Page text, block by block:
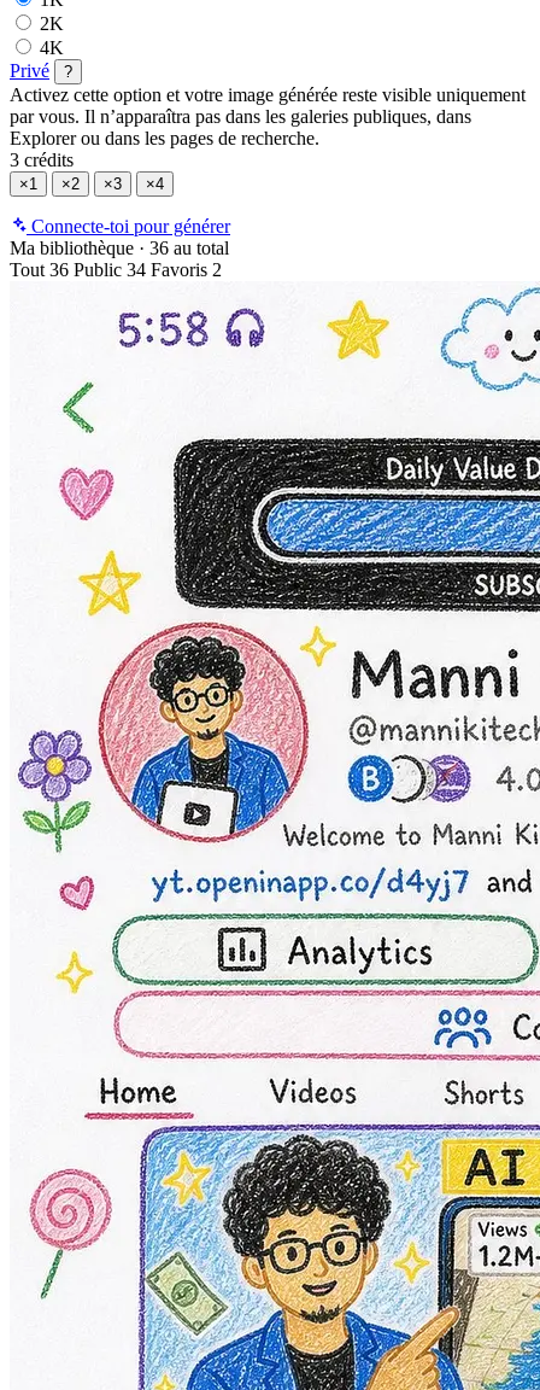
2K
4K
Privé
?
Activez cette option et votre image générée reste visible uniquement
par vous. Il n’apparaîtra pas dans les galeries publiques, dans
Explorer ou dans les pages de recherche.
3 crédits
×1 ×2 ×3 ×4
Connecte-toi pour générer
Ma bibliothèque · 36 au total
Tout 36 Public 34 Favoris 2